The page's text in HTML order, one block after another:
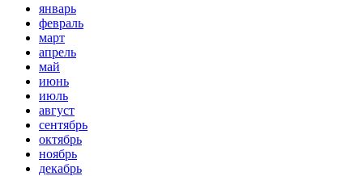
январь
февраль
март
апрель
май
июнь
июль
август
сентябрь
октябрь
ноябрь
декабрь